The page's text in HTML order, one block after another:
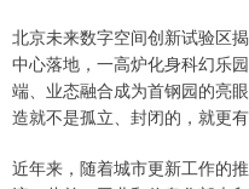
北京未来数字空间创新试验区
中心落地，一高炉化身科幻乐
端、业态融合成为首钢园的亮
造就不是孤立、封闭的，就更
近年来，随着城市更新工作的